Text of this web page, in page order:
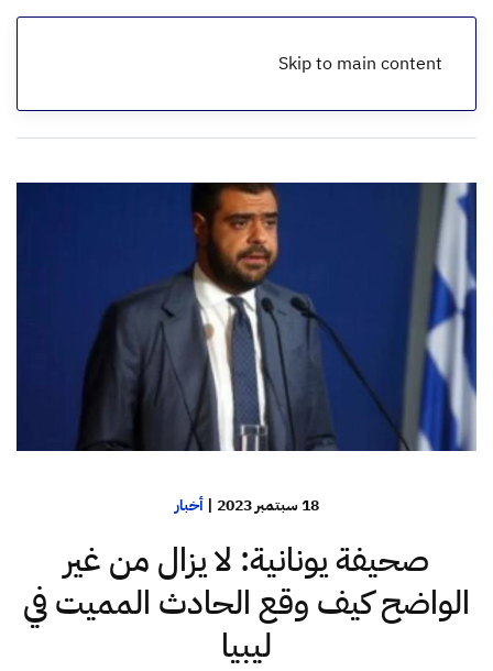
Skip to main content
الرئيسية
18 سبتمبر 2023 |أخبار
صحيفة يونانية: لا يزال من غير
الواضح كيف وقع الحادث المميت في
ليبيا